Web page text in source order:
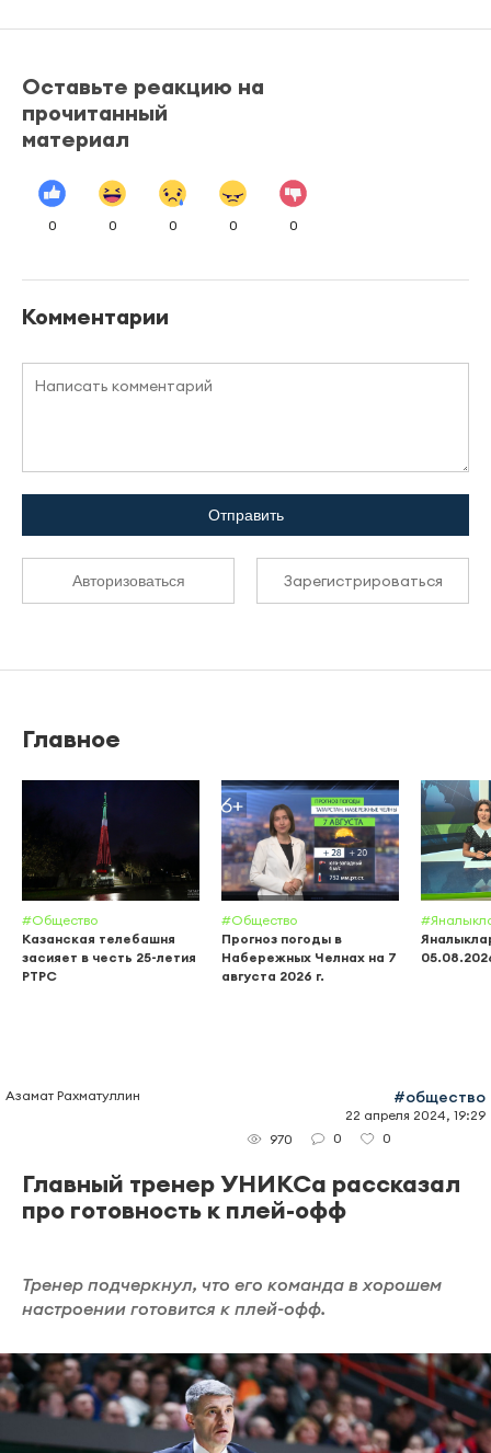
Оставьте реакцию на
прочитанный
материал
0 0 0 0 0
Комментарии
Отправить
Авторизоваться Зарегистрироваться
Главное
#Общество
Казанская телебашня
засияет в честь 25-летия
РТРС
#Общество
Прогноз погоды в
Набережных Челнах на 7
августа 2026 г.
Азамат Рахматуллин #общество
22 апреля 2024, 19:29
970
0 0
Главный тренер УНИКСа рассказал
про готовность к плей-офф
Тренер подчеркнул, что его команда в хорошем
настроении готовится к плей-офф.